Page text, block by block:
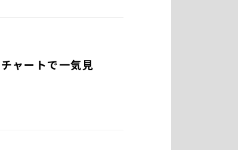
ャートで一気見